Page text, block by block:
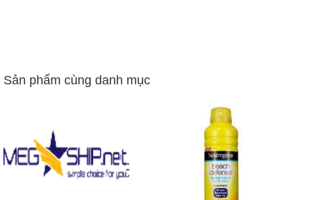
Sản phẩm cùng danh mục